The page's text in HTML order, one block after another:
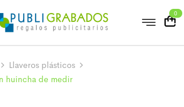
0
Llaveros plásticos
huincha de medir